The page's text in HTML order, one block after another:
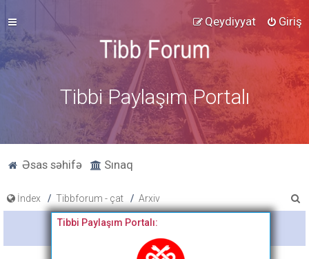
Giriş
Qeydiyyat
Tibbi Paylaşım Portalı
Əsas səhifə Sınaq
İndex Tibbforum - çat Arxiv
Bitdi
Tibbi Paylaşım Portalı: